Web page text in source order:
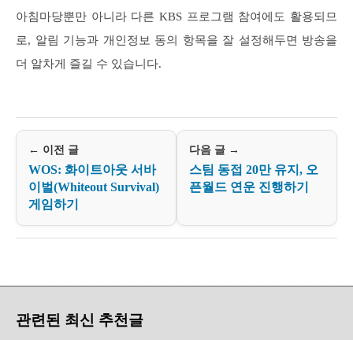
아침마당뿐만 아니라 다른 KBS 프로그램 참여에도 활용되므
로, 알림 기능과 개인정보 동의 항목을 잘 설정해두면 방송을
더 알차게 즐길 수 있습니다.
← 이전 글
WOS: 화이트아웃 서바
이벌(Whiteout Survival)
게임하기
다음 글 →
스팀 동접 20만 유지, 오
픈월드 연운 진행하기
관련된 최신 추천글